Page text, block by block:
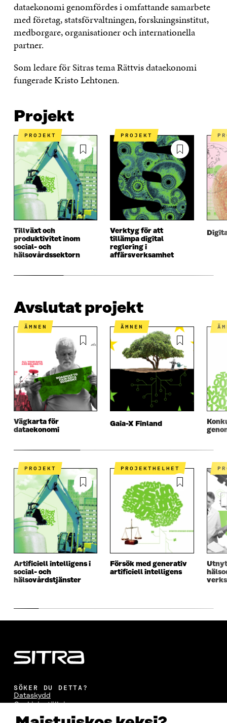
dataekonomi genomfördes i omfattande samarbete
med företag, statsförvaltningen, forskningsinstitut,
medborgare, organisationer och internationella
partner.
Som ledare för Sitras tema Rättvis dataekonomi
fungerade Kristo Lehtonen.
Projekt
PROJEKT
Tillväxt och
produktivitet inom
social- och
hälsovårdssektorn
PROJEKT
Verktyg för att
tillämpa digital
reglering i
affärsverksamhet
Avslutat projekt
ÄMNEN
Vägkarta för
dataekonomi
ÄMNEN
Gaia-X Finland
PROJEKT
Artificiell intelligens i
social- och
hälsovårdstjänster
PROJEKTHELHET
Försök med generativ
artificiell intelligens
SÖKER DU DETTA?
Dataskydd
Cookieinställningar
Rapporteringskanal